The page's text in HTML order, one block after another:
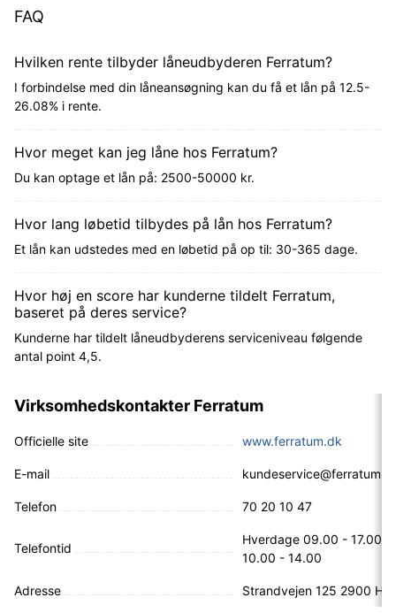
FAQ
Hvilken rente tilbyder låneudbyderen Ferratum?
I forbindelse med din låneansøgning kan du få et lån på 12.5-
26.08% i rente.
Hvor meget kan jeg låne hos Ferratum?
Du kan optage et lån på: 2500-50000 kr.
Hvor lang løbetid tilbydes på lån hos Ferratum?
Et lån kan udstedes med en løbetid på op til: 30-365 dage.
Hvor høj en score har kunderne tildelt Ferratum,
baseret på deres service?
Kunderne har tildelt låneudbyderens serviceniveau følgende
antal point 4,5.
Virksomhedskontakter Ferratum
Officielle site www.ferratum.dk
E-mail
Telefon 70 20 10 47
Telefontid
Hverdage 09.00 - 17.00,
10.00 - 14.00
Adresse Strandvejen 125 2900